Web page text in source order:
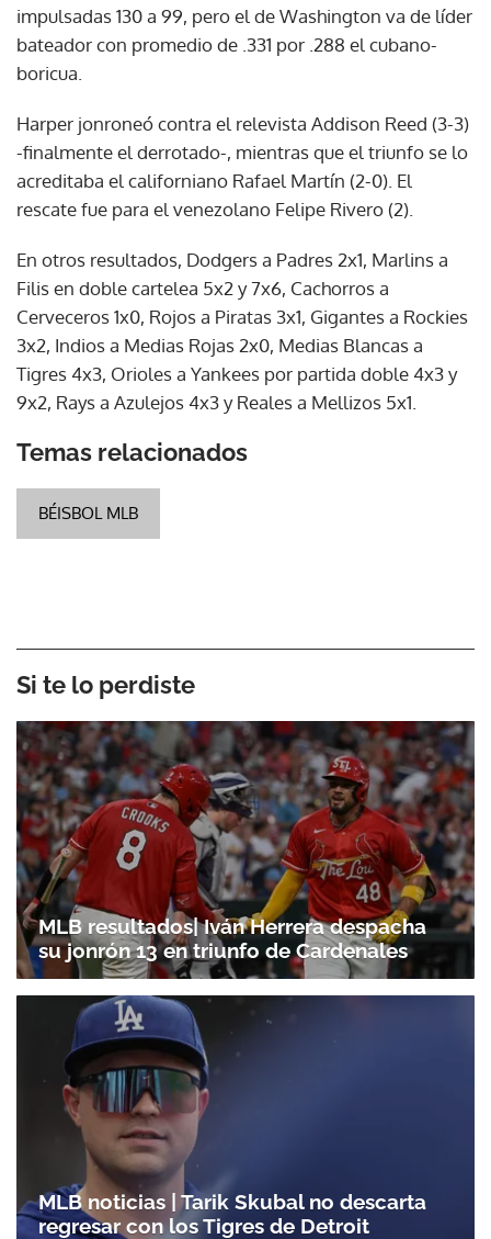
impulsadas 130 a 99, pero el de Washington va de líder
bateador con promedio de .331 por .288 el cubano-
boricua.
Harper jonroneó contra el relevista Addison Reed (3-3)
-finalmente el derrotado-, mientras que el triunfo se lo
acreditaba el californiano Rafael Martín (2-0). El
rescate fue para el venezolano Felipe Rivero (2).
En otros resultados, Dodgers a Padres 2x1, Marlins a
Filis en doble cartelea 5x2 y 7x6, Cachorros a
Cerveceros 1x0, Rojos a Piratas 3x1, Gigantes a Rockies
3x2, Indios a Medias Rojas 2x0, Medias Blancas a
Tigres 4x3, Orioles a Yankees por partida doble 4x3 y
9x2, Rays a Azulejos 4x3 y Reales a Mellizos 5x1.
Temas relacionados
BÉISBOL MLB
Si te lo perdiste
MLB resultados| Iván Herrera despacha
su jonrón 13 en triunfo de Cardenales
MLB noticias | Tarik Skubal no descarta
regresar con los Tigres de Detroit